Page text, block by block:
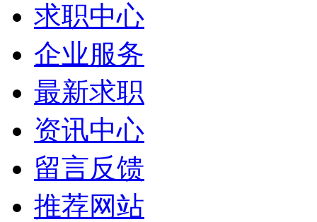
求职中心
企业服务
最新求职
资讯中心
留言反馈
推荐网站